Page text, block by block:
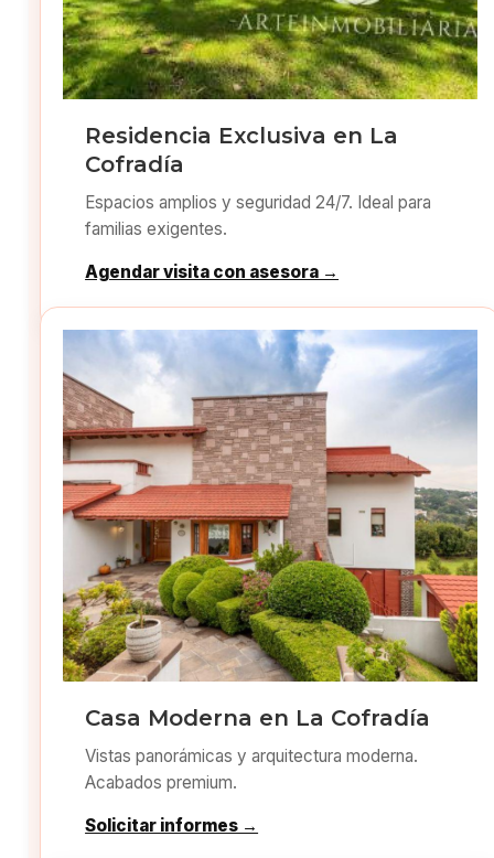
Residencia Exclusiva en La
Cofradía
Espacios amplios y seguridad 24/7. Ideal para
familias exigentes.
Agendar visita con asesora →
Casa Moderna en La Cofradía
Vistas panorámicas y arquitectura moderna.
Acabados premium.
Solicitar informes →